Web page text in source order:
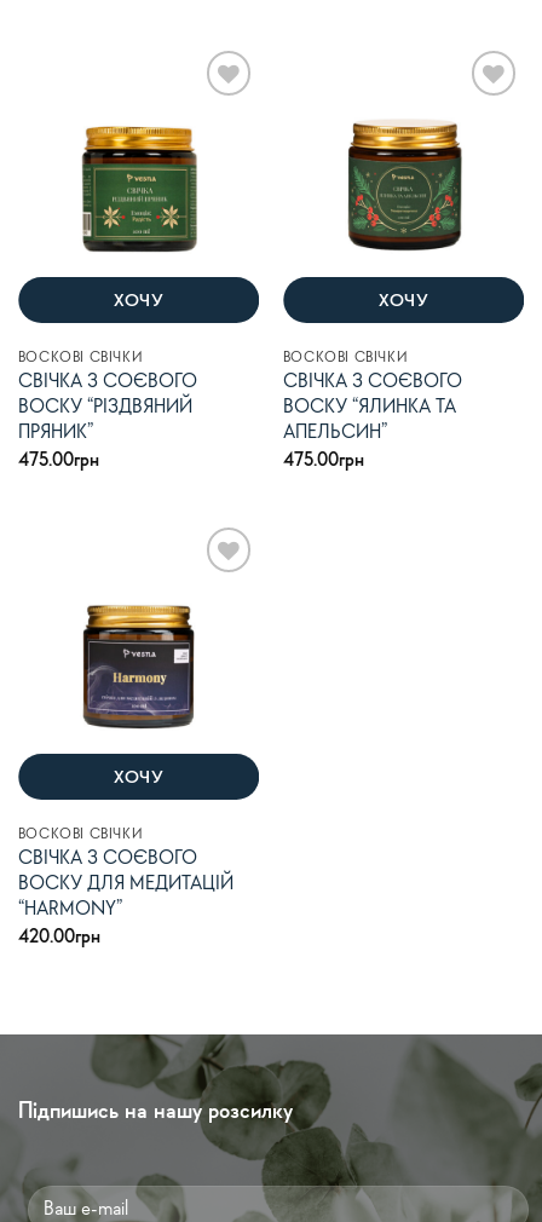
ХОЧУ
бажань
ВОСКОВІ СВІЧКИ
СВІЧКА З СОЄВОГО
ВОСКУ “РІЗДВЯНИЙ
ПРЯНИК”
475.00грн
ХОЧУ
бажань
ВОСКОВІ СВІЧКИ
СВІЧКА З СОЄВОГО
ВОСКУ “ЯЛИНКА ТА
АПЕЛЬСИН”
475.00грн
ХОЧУ
ВОСКОВІ СВІЧКИ
СВІЧКА З СОЄВОГО
ВОСКУ ДЛЯ МЕДИТАЦІЙ
“HARMONY”
420.00грн
Підпишись на нашу розсилку